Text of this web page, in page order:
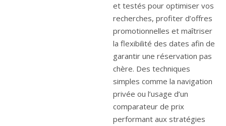
et testés pour optimiser vos
recherches, profiter d’offres
promotionnelles et maîtriser
la flexibilité des dates afin de
garantir une réservation pas
chère. Des techniques
simples comme la navigation
privée ou l’usage d’un
comparateur de prix
performant aux stratégies